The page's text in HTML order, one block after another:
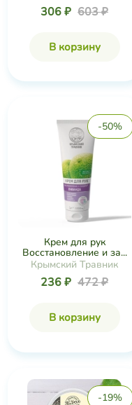
306 ₽ 603 ₽
В корзину
-50%
Крем для рук
Восстановление и за...
Крымский Травник
236 ₽ 472 ₽
В корзину
-19%